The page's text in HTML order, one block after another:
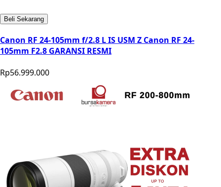
Beli Sekarang
Canon RF 24-105mm f/2.8 L IS USM Z Canon RF 24-
105mm F2.8 GARANSI RESMI
Rp56.999.000